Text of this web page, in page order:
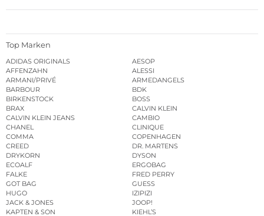
Top Marken
ADIDAS ORIGINALS
AESOP
AFFENZAHN
ALESSI
ARMANI/PRIVÉ
ARMEDANGELS
BARBOUR
BDK
BIRKENSTOCK
BOSS
BRAX
CALVIN KLEIN
CALVIN KLEIN JEANS
CAMBIO
CHANEL
CLINIQUE
COMMA
COPENHAGEN
CREED
DR. MARTENS
DRYKORN
DYSON
ECOALF
ERGOBAG
FALKE
FRED PERRY
GOT BAG
GUESS
HUGO
IZIPIZI
JACK & JONES
JOOP!
KAPTEN & SON
KIEHL’S